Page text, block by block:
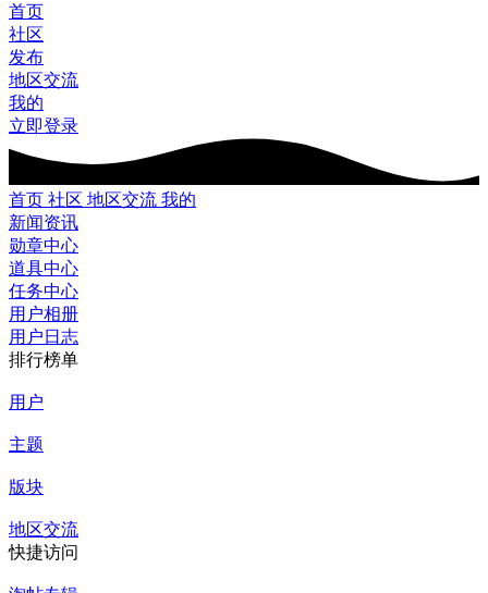
首页
社区
发布
地区交流
我的
立即登录
首页 社区 地区交流 我的
新闻资讯
勋章中心
道具中心
任务中心
用户相册
用户日志
排行榜单
用户
主题
版块
地区交流
快捷访问